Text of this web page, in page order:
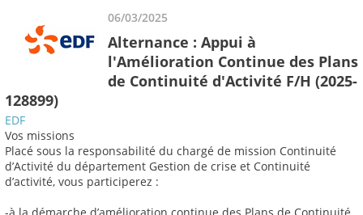
06/03/2025
Alternance : Appui à
l'Amélioration Continue des Plans
de Continuité d'Activité F/H (2025-
128899)
EDF
Vos missions
Placé sous la responsabilité du chargé de mission Continuité
d’Activité du département Gestion de crise et Continuité
d’activité, vous participerez :